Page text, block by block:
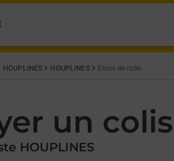
HOUPLINES HOUPLINES Envoi de colis
un colis
HOUPLINES